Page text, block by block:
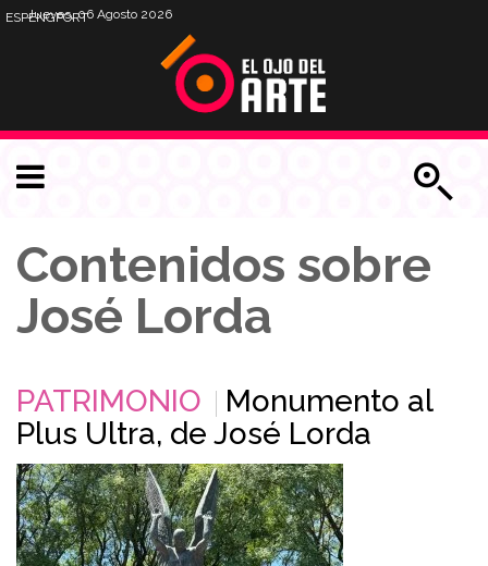
Jueves, 06 Agosto 2026
ESPENGPORT
Contenidos sobre
José Lorda
PATRIMONIO
Monumento al
Plus Ultra, de José Lorda